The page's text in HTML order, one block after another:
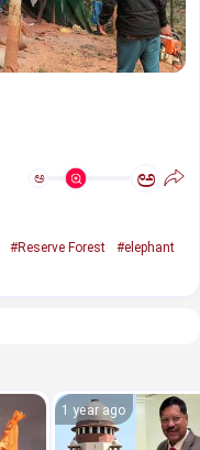
ಅ ಅ
#Reserve Forest
#elephant
1 year ago